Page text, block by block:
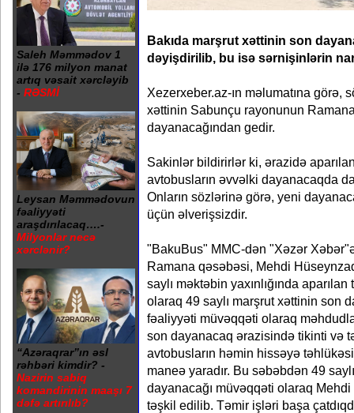
Saleh Məmmədov 1
ilə 176 milyon manat
artıq vəsait xərcləyib
- RƏSMİ
Leysan Məmmədovun
fəaliyyəti
araşdırılacaq….-
Milyonlar necə
xərclənir?
“Azəraqrar”ın əsl
rəhbəri kimdir? -
Nazirin sabiq
komandirinin maaşı 7
dəfə artırılıb?
Bakıda marşrut xəttinin son
dəyişdirilib, bu isə sərnişinlərin
Xezerxeber.az-ın məlumatına görə,
xəttinin Sabunçu rayonunun
dayanacağından gedir.
Sakinlər bildirirlər ki, ərazidə
avtobusların əvvəlki dayanacaqda
Onların sözlərinə görə, yeni
üçün əlverişsizdir.
"BakuBus" MMC-dən "Xəzər
Ramana qəsəbəsi, Mehdi
saylı məktəbin yaxınlığında
olaraq 49 saylı marşrut xəttinin son
fəaliyyəti müvəqqəti olaraq
son dayanacaq ərazisində tikinti və
avtobusların həmin hissəyə
maneə yaradır. Bu səbəbdən 49
dayanacağı müvəqqəti olaraq
təşkil edilib. Təmir işləri başa